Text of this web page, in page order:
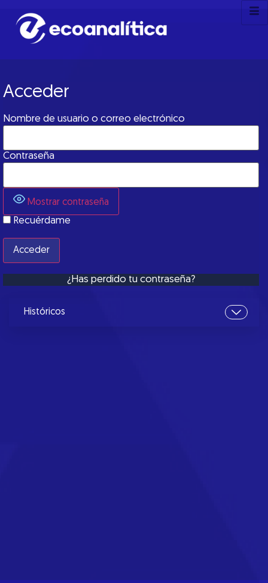
Acceder
Nombre de usuario o correo electrónico
Contraseña
Mostrar contraseña
Recuérdame
¿Has perdido tu contraseña?
Históricos